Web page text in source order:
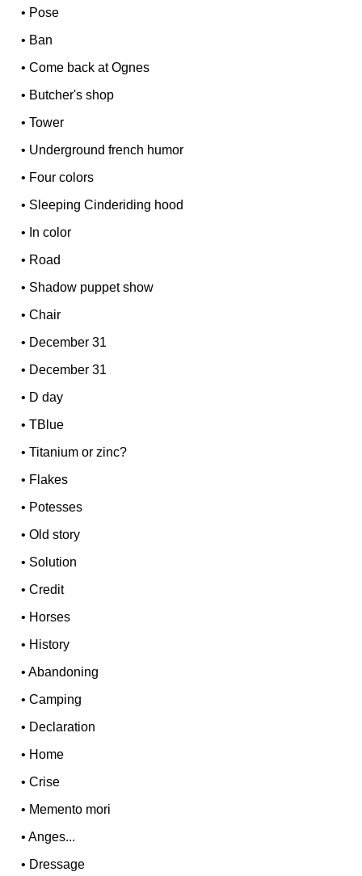
• Pose
• Ban
•Come back at Ognes
• Butcher's shop
•Tower
• Underground french humor
• Four colors
• Sleeping Cinderiding hood
• In color
• Road
• Shadow puppet show
•Chair
• December 31
• December 31
• D day
•TBlue
•Titanium or zinc?
• Flakes
• Potesses
•Old story
• Solution
•Credit
• Horses
• History
•Abandoning
•Camping
• Declaration
• Home
•Crise
• Memento mori
•Anges...
• Dressage